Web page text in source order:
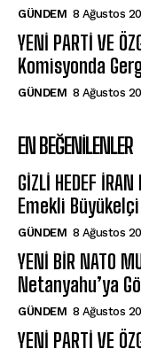
GÜNDEM 8 Ağustos
YENİ PARTİ VE
Komisyonda
GÜNDEM 8 Ağustos
EN BEĞENILENLER
GİZLİ HEDEF
Emekli
GÜNDEM 8 Ağustos
YENİ BİR NATO
Netanyahu’ya
GÜNDEM 8 Ağustos
YENİ PARTİ VE